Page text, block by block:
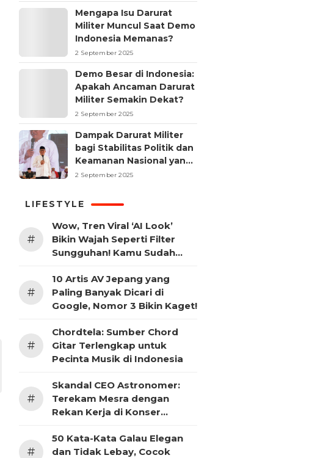
Mengapa Isu Darurat
Militer Muncul Saat Demo
Indonesia Memanas?
2 September 2025
Demo Besar di Indonesia:
Apakah Ancaman Darurat
Militer Semakin Dekat?
2 September 2025
Dampak Darurat Militer
bagi Stabilitas Politik dan
Keamanan Nasional yang
Sering Terlupakan
2 September 2025
LIFESTYLE
#
Wow, Tren Viral ‘AI Look’
Bikin Wajah Seperti Filter
Sungguhan! Kamu Sudah
#
10 Artis AV Jepang yang
Paling Banyak Dicari di
Google, Nomor 3 Bikin Kaget!
#
Chordtela: Sumber Chord
Gitar Terlengkap untuk
Pecinta Musik di Indonesia
#
Skandal CEO Astronomer:
Terekam Mesra dengan
Rekan Kerja di Konser
#
50 Kata-Kata Galau Elegan
dan Tidak Lebay, Cocok